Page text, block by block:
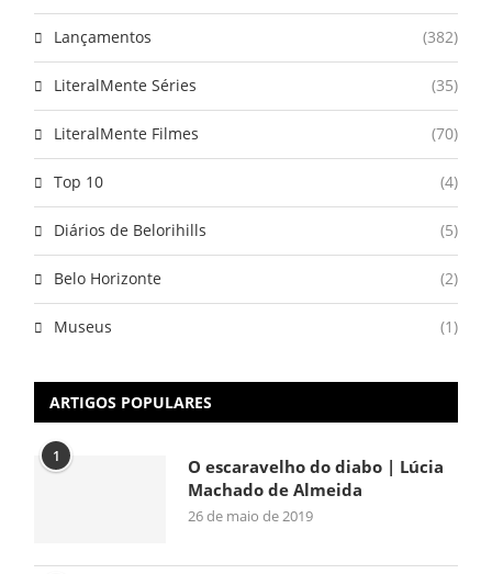
Lançamentos (382)
LiteralMente Séries (35)
LiteralMente Filmes (70)
Top 10 (4)
Diários de Belorihills (5)
Belo Horizonte (2)
Museus (1)
ARTIGOS POPULARES
1
O escaravelho do diabo | Lúcia
Machado de Almeida
26 de maio de 2019